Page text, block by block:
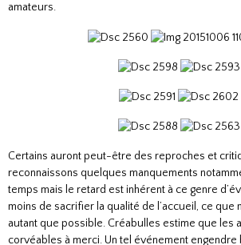
amateurs.
Certains auront peut-être des reproches et
reconnaissons quelques manquements
temps mais le retard est inhérent à ce genre
moins de sacrifier la qualité de l’accueil, ce que
autant que possible. Créabulles estime que les
corvéables à merci. Un tel événement